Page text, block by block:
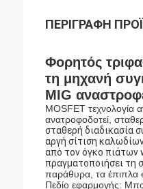
ΠΕΡΙΓΡΑΦΉ
Φορητός
τη μηχανή
MIG
MOSFET τεχνολογία
ανατροφοδοτεί,
σταθερή διαδικασία
αργή σίτιση
από τον όγκο πιάτων
πραγματοποιήσει τη
παράθυρα, τα έπιπλα
Πεδίο εφαρμογής: